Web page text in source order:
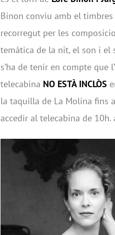
Binon conviu amb el
recorregut per les
temàtica de la nit, el son i el
s’ha de tenir en compte que
telecabina NO ESTÀ INCLÒS
la taquilla de La Molina fins
accedir al telecabina de